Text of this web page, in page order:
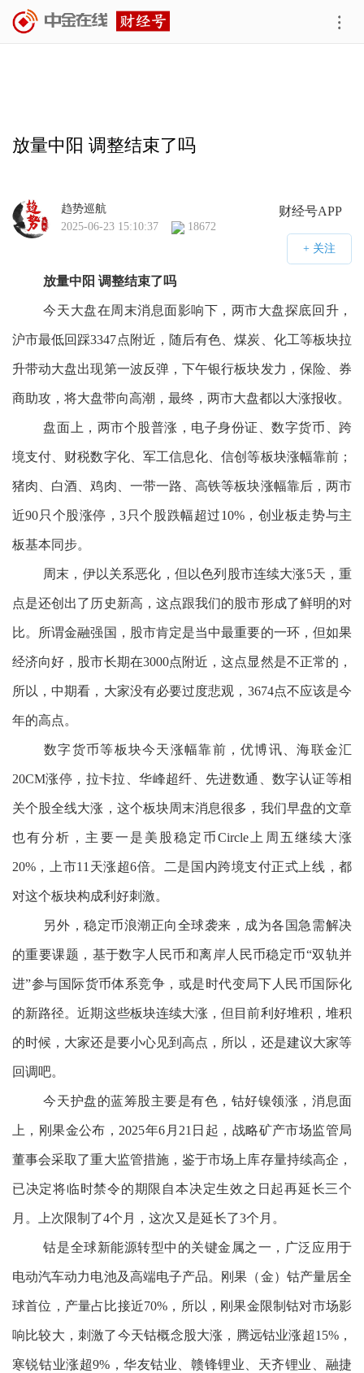
放量中阳 调整结束了吗
财经号APP
趋势巡航
2025-06-23 15:10:37
18672
放量中阳 调整结束了吗
今天大盘在周末消息面影响下，两市大盘探底回升，
沪市最低回踩3347点附近，随后有色、煤炭、化工等板块拉
升带动大盘出现第一波反弹，下午银行板块发力，保险、券
商助攻，将大盘带向高潮，最终，两市大盘都以大涨报收。
盘面上，两市个股普涨，电子身份证、数字货币、跨
境支付、财税数字化、军工信息化、信创等板块涨幅靠前；
猪肉、白酒、鸡肉、一带一路、高铁等板块涨幅靠后，两市
近90只个股涨停，3只个股跌幅超过10%，创业板走势与主
板基本同步。
周末，伊以关系恶化，但以色列股市连续大涨5天，重
点是还创出了历史新高，这点跟我们的股市形成了鲜明的对
比。所谓金融强国，股市肯定是当中最重要的一环，但如果
经济向好，股市长期在3000点附近，这点显然是不正常的，
所以，中期看，大家没有必要过度悲观，3674点不应该是今
年的高点。
数字货币等板块今天涨幅靠前，优博讯、海联金汇
20CM涨停，拉卡拉、华峰超纤、先进数通、数字认证等相
关个股全线大涨，这个板块周末消息很多，我们早盘的文章
也有分析，主要一是美股稳定币Circle上周五继续大涨
20%，上市11天涨超6倍。二是国内跨境支付正式上线，都
对这个板块构成利好刺激。
另外，稳定币浪潮正向全球袭来，成为各国急需解决
的重要课题，基于数字人民币和离岸人民币稳定币“双轨并
进”参与国际货币体系竞争，或是时代变局下人民币国际化
的新路径。近期这些板块连续大涨，但目前利好堆积，堆积
的时候，大家还是要小心见到高点，所以，还是建议大家等
回调吧。
今天护盘的蓝筹股主要是有色，钴好镍领涨，消息面
上，刚果金公布，2025年6月21日起，战略矿产市场监管局
董事会采取了重大监管措施，鉴于市场上库存量持续高企，
已决定将临时禁令的期限自本决定生效之日起再延长三个
月。上次限制了4个月，这次又是延长了3个月。
钴是全球新能源转型中的关键金属之一，广泛应用于
电动汽车动力电池及高端电子产品。刚果（金）钴产量居全
球首位，产量占比接近70%，所以，刚果金限制钴对市场影
响比较大，刺激了今天钴概念股大涨，腾远钴业涨超15%，
寒锐钴业涨超9%，华友钴业、赣锋锂业、天齐锂业、融捷